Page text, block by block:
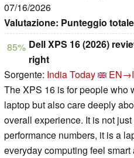
07/16/2026
Valutazione: Punteggio totale
85% Dell XPS 16 (2026)
right
Sorgente: India Today
The XPS 16 is for people who
laptop but also care deeply
overall experience. It is not
performance numbers, it is a
everyday computing feel